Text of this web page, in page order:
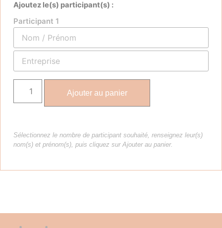
Ajoutez le(s) participant(s) :
Participant 1
Ajouter au panier
Sélectionnez le nombre de participant souhaité, renseignez leur(s)
nom(s) et prénom(s), puis cliquez sur Ajouter au panier.